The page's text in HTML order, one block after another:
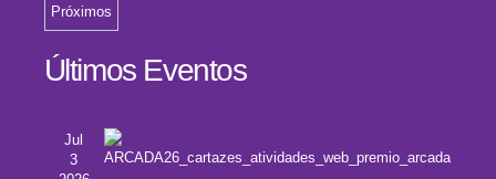
de
visualizações
Próximos
Últimos Eventos
Jul
3